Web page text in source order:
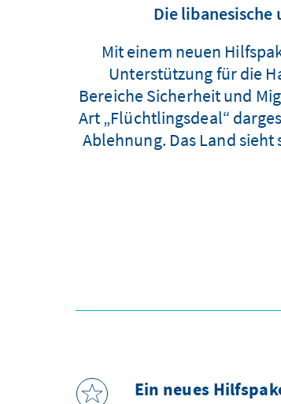
Die
Mit einem neuen
Unterstützung für die
Bereiche Sicherheit und
Art „Flüchtlingsdeal“
Ablehnung. Das Land
Ein neues